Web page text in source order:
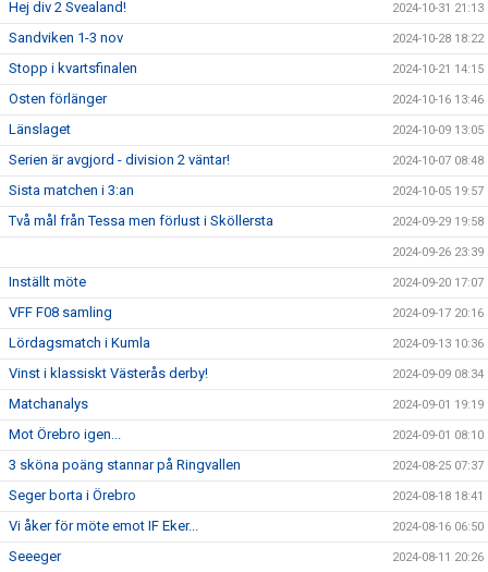
Hej div 2 Svealand! 2024-10-31 21:13
Sandviken 1-3 nov 2024-10-28 18:22
Stopp i kvartsfinalen 2024-10-21 14:15
Osten förlänger 2024-10-16 13:46
Länslaget 2024-10-09 13:05
Serien är avgjord - division 2 väntar! 2024-10-07 08:48
Sista matchen i 3:an 2024-10-05 19:57
Två mål från Tessa men förlust i Sköllersta 2024-09-29 19:58
2024-09-26 23:39
Inställt möte 2024-09-20 17:07
VFF F08 samling 2024-09-17 20:16
Lördagsmatch i Kumla 2024-09-13 10:36
Vinst i klassiskt Västerås derby! 2024-09-09 08:34
Matchanalys 2024-09-01 19:19
Mot Örebro igen... 2024-09-01 08:10
3 sköna poäng stannar på Ringvallen 2024-08-25 07:37
Seger borta i Örebro 2024-08-18 18:41
Vi åker för möte emot IF Eker... 2024-08-16 06:50
Seeeger 2024-08-11 20:26